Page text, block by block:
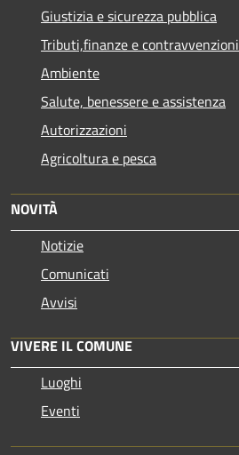
Giustizia e sicurezza pubblica
Tributi,finanze e contravvenzioni
Ambiente
Salute, benessere e assistenza
Autorizzazioni
Agricoltura e pesca
NOVITÀ
Notizie
Comunicati
Avvisi
VIVERE IL COMUNE
Luoghi
Eventi